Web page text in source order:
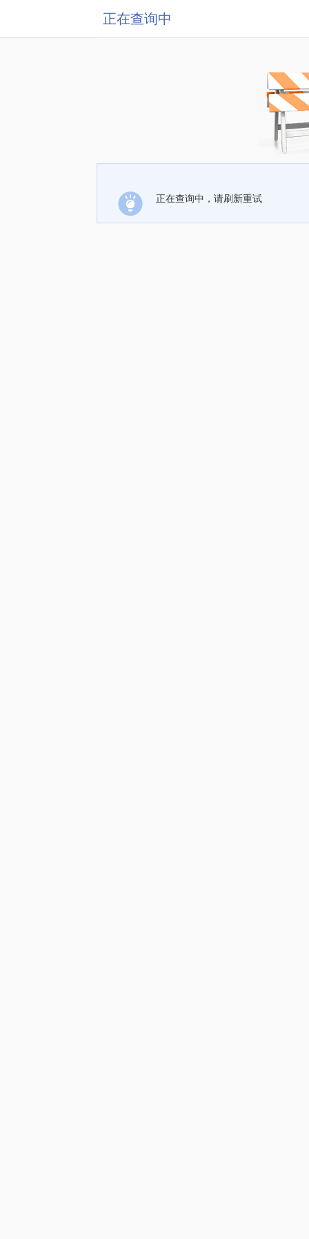
正在查询中
正在查询中，请刷新重试